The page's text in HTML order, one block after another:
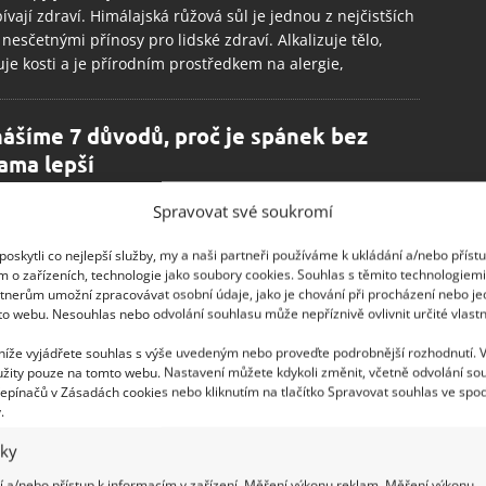
Spravovat své soukromí
co nejlepší služby, my a naši partneři používáme k ukládání a/nebo
o zařízeních, technologie jako soubory cookies. Souhlas s těmito
umožní zpracovávat osobní údaje, jako je chování při procházení nebo
webu. Nesouhlas nebo odvolání souhlasu může nepříznivě ovlivnit určité
vyjádřete souhlas s výše uvedeným nebo proveďte podrobnější rozhodnutí.
pouze na tomto webu. Nastavení můžete kdykoli změnit, včetně odvolání
v Zásadách cookies nebo kliknutím na tlačítko Spravovat souhlas ve
zdraví. Himálajská růžová sůl je jednou z nejčistších
přínosy pro lidské zdraví. Alkalizuje tělo,
kosti a je přírodním prostředkem na alergie,
7 důvodů, proč je spánek bez
lepší
je na čase, abyste udělali malou změnu a začali
čas od času spát na Adama a Evu. Proč je nahota
V širokém spektru různých moderních hitů je tento asi
Nahota má mnoho
usnout nebo se často budíte?
může stát za problémy s vaším